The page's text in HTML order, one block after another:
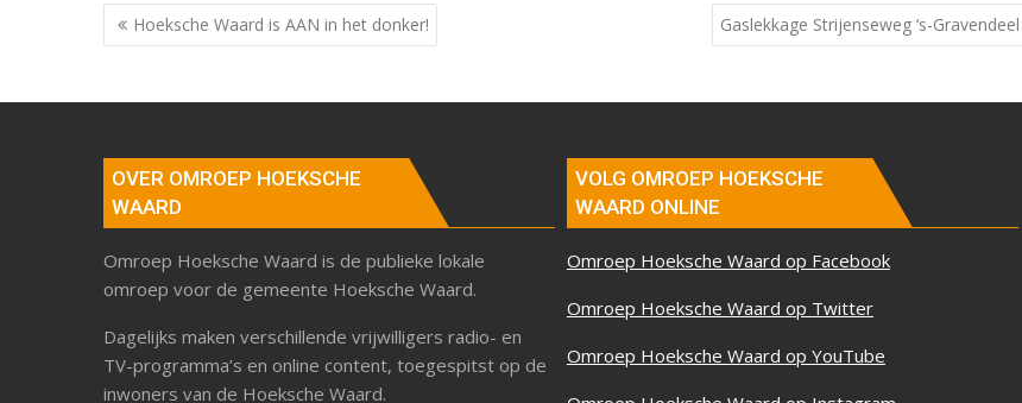
Berichtnavigatie
Hoeksche Waard is AAN in het donker! Gaslekkage Strijenseweg ‘s-Gravendeel
OVER OMROEP HOEKSCHE
WAARD
Omroep Hoeksche Waard is de publieke lokale
omroep voor de gemeente Hoeksche Waard.
Dagelijks maken verschillende vrijwilligers radio- en
TV-programma’s en online content, toegespitst op de
inwoners van de Hoeksche Waard.
VOLG OMROEP HOEKSCHE
WAARD ONLINE
Omroep Hoeksche Waard op Facebook
Omroep Hoeksche Waard op Twitter
Omroep Hoeksche Waard op YouTube